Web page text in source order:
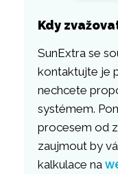
Kdy
SunExtra se
kontaktujte je
nechcete
systémem.
procesem od
zaujmout by
kalkulace na